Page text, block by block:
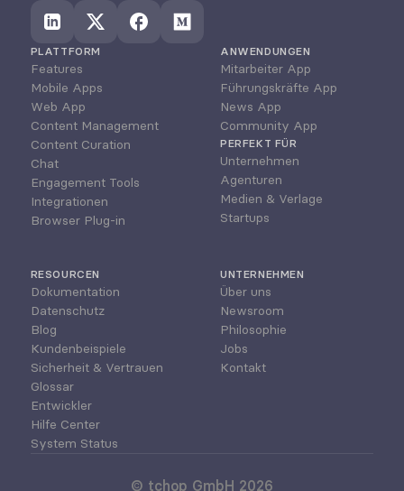
PLATTFORM
Features
Mobile Apps
Web App
Content Management
Content Curation
Chat
Engagement Tools
Integrationen
Browser Plug-in
ANWENDUNGEN
Mitarbeiter App
Führungskräfte App
News App
Community App
PERFEKT FÜR
Unternehmen
Agenturen
Medien & Verlage
Startups
RESOURCEN
Dokumentation
Datenschutz
Blog
Kundenbeispiele
Sicherheit & Vertrauen
Glossar
Entwickler
Hilfe Center
System Status
UNTERNEHMEN
Über uns
Newsroom
Philosophie
Jobs
Kontakt
© tchop GmbH 2026